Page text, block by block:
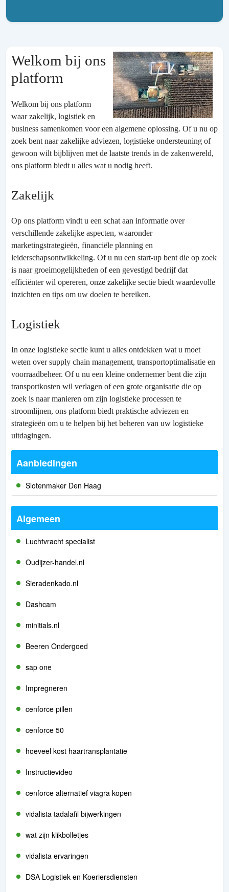
Welkom bij ons
platform
Welkom bij ons platform
waar zakelijk, logistiek en
business samenkomen voor een algemene oplossing. Of u nu op
zoek bent naar zakelijke adviezen, logistieke ondersteuning of
gewoon wilt bijblijven met de laatste trends in de zakenwereld,
ons platform biedt u alles wat u nodig heeft.
Zakelijk
Op ons platform vindt u een schat aan informatie over
verschillende zakelijke aspecten, waaronder
marketingstrategieën, financiële planning en
leiderschapsontwikkeling. Of u nu een start-up bent die op zoek
is naar groeimogelijkheden of een gevestigd bedrijf dat
efficiënter wil opereren, onze zakelijke sectie biedt waardevolle
inzichten en tips om uw doelen te bereiken.
Logistiek
In onze logistieke sectie kunt u alles ontdekken wat u moet
weten over supply chain management, transportoptimalisatie en
voorraadbeheer. Of u nu een kleine ondernemer bent die zijn
transportkosten wil verlagen of een grote organisatie die op
zoek is naar manieren om zijn logistieke processen te
stroomlijnen, ons platform biedt praktische adviezen en
strategieën om u te helpen bij het beheren van uw logistieke
uitdagingen.
Aanbiedingen
Slotenmaker Den Haag
Algemeen
Luchtvracht specialist
Oudijzer-handel.nl
Sieradenkado.nl
Dashcam
minitials.nl
Beeren Ondergoed
sap one
Impregneren
cenforce pillen
cenforce 50
hoeveel kost haartransplantatie
Instructievideo
cenforce alternatief viagra kopen
vidalista tadalafil bijwerkingen
wat zijn klikbolletjes
vidalista ervaringen
DSA Logistiek en Koeriersdiensten